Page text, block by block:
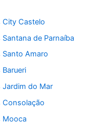
City Castelo
de Parnaíba
Amaro
Jardim do Mar
Consolação
Mooca